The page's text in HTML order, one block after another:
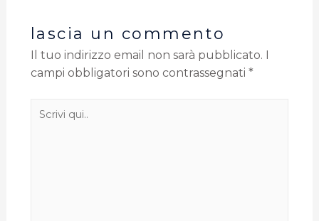
lascia un commento
Il tuo indirizzo email non sarà pubblicato.
campi obbligatori sono contrassegnati *